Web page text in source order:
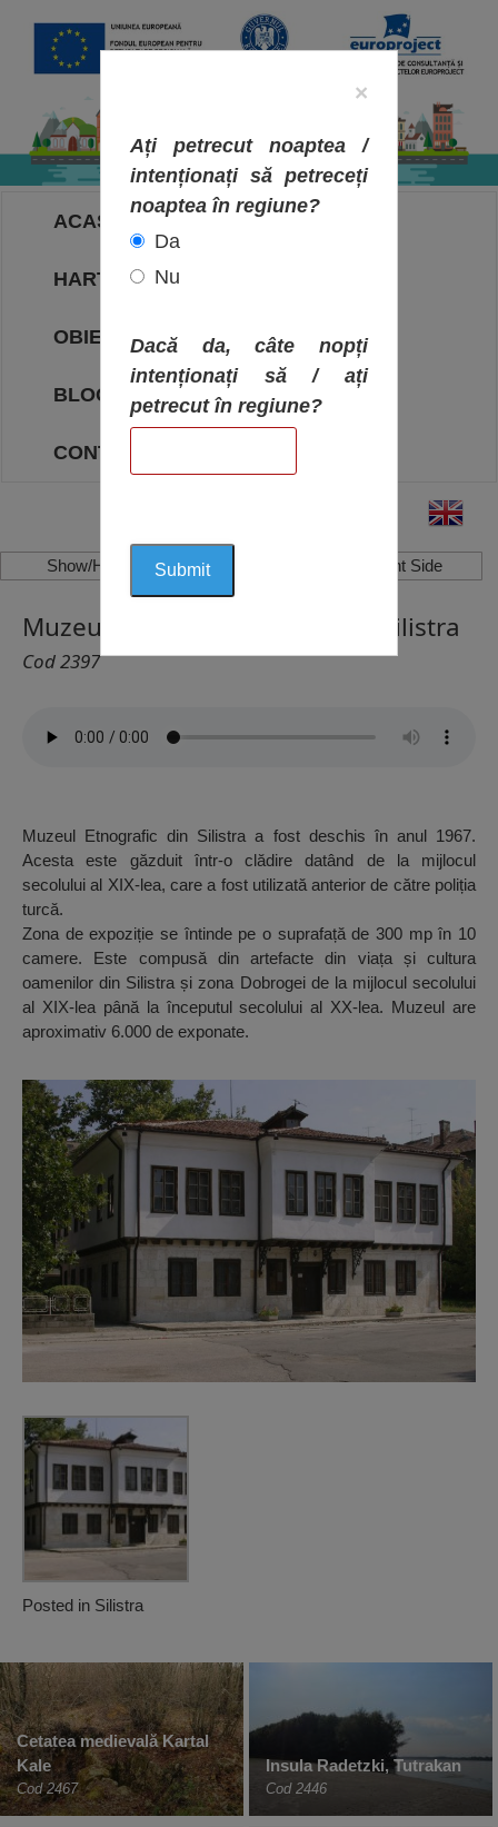
ACASA
HARTA OBIECTIVELOR
OBIECTIVE
BLOG
CONTACT
Show/Hide Left Side Show/Hide Right Side
Muzeul Etnografic din Silistra, Silistra
Cod 2397
Muzeul Etnografic din Silistra a fost deschis în anul 1967.
Acesta este găzduit într-o clădire datând de la mijlocul
secolului al XIX-lea, care a fost utilizată anterior de către poliția
turcă.
Zona de expoziție se întinde pe o suprafață de 300 mp în 10
camere. Este compusă din artefacte din viața și cultura
oamenilor din Silistra și zona Dobrogei de la mijlocul secolului
al XIX-lea până la începutul secolului al XX-lea. Muzeul are
aproximativ 6.000 de exponate.
×
Ați petrecut noaptea /
intenționați să petreceți
noaptea în regiune?
Da
Nu
Dacă da, câte nopți
intenționați să / ați
petrecut în regiune?
Posted in Silistra
Cetatea medievală Kartal
Kale
Cod 2467
Insula Radetzki, Tutrakan
Cod 2446